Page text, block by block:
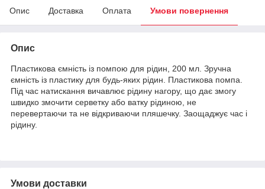
Опис Доставка Оплата Умови повернення
Опис
Пластикова ємність із помпою для рідин, 200 мл. Зручна
ємність із пластику для будь-яких рідин. Пластикова помпа.
Під час натискання вичавлює рідину нагору, що дає змогу
швидко змочити серветку або ватку рідиною, не
перевертаючи та не відкриваючи пляшечку. Заощаджує час і
рідину.
Умови доставки